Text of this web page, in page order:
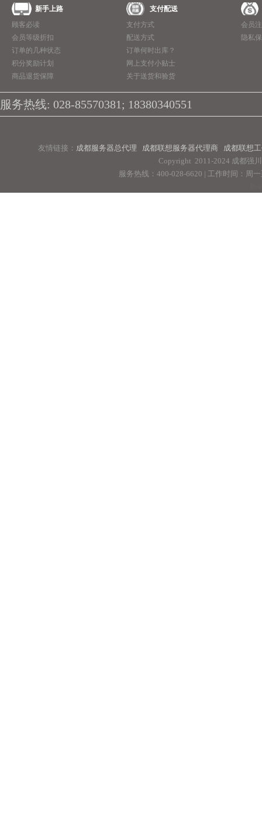
新手上路
顾客必读
会员等级折扣
订单的几种状态
积分奖励计划
商品退货保障
支付配送
支付方式
配送方式
订单何时出库？
网上支付小贴士
关于送货和验货
会员
隐私
服务热线: 028-85570381; 18380340551
友情链接： 成都服务器总代理 成都联想服务器代理商
成都联想
Copyright 2011-2024 成都强
服务热线：400-028-6620 | 工作时间：周